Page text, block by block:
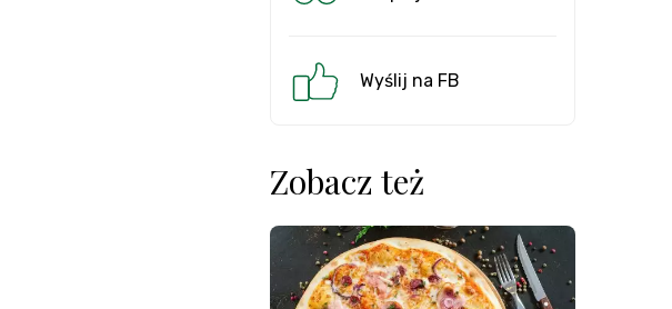
Wyślij na FB
Zobacz też